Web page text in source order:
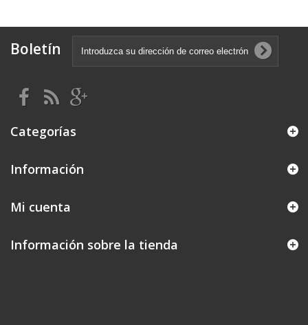
Boletín
Categorías
Información
Mi cuenta
Información sobre la tienda